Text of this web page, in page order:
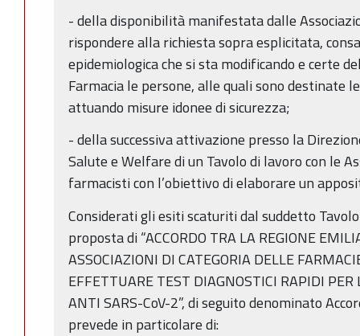
- della disponibilità manifestata dalle
rispondere alla richiesta sopra esplicitata,
epidemiologica che si sta modificando e certe
Farmacia le persone, alle quali sono destinate
attuando misure idonee di sicurezza;
- della successiva attivazione presso la
Salute e Welfare di un Tavolo di lavoro con le
farmacisti con l’obiettivo di elaborare un
Considerati gli esiti scaturiti dal suddetto
proposta di “ACCORDO TRA LA REGIONE
ASSOCIAZIONI DI CATEGORIA DELLE
EFFETTUARE TEST DIAGNOSTICI RAPIDI PER
ANTI SARS-CoV-2”, di seguito denominato
prevede in particolare di: